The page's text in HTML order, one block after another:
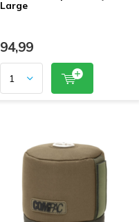
Large
94,99